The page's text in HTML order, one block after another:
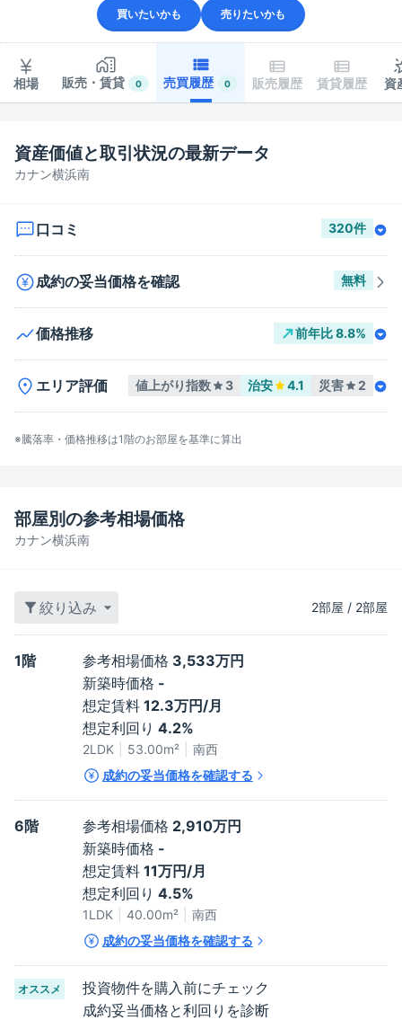
買いたいかも 売りたいかも
相場 販売・賃貸 0 売買履歴 0 販売履歴 賃貸履歴 資
カナン横浜南
資産価値と取引状況の最新データ
口コミ 320件
成約の妥当価格を確認 無料
価格推移 前年比8.8%
エリア評価 値上がり指数 3 治安 4.1 災害 2
※騰落率・価格推移は1階のお部屋を基準に算出
カナン横浜南
部屋別の参考相場価格
絞り込み 2部屋 / 2部屋
1階 参考相場価格 3,533万円
新築時価格 -
想定賃料 12.3万円/月
想定利回り 4.2%
2LDK 53.00m²
南西
成約の妥当価格を確認する
6階 参考相場価格 2,910万円
新築時価格 -
想定賃料 11万円/月
想定利回り 4.5%
1LDK 40.00m²
南西
成約の妥当価格を確認する
オススメ
投資物件を購入前にチェック
成約妥当価格と利回りを診断